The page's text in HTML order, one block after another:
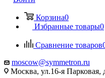
Корзина0
Избранные товары0
Сравнение товаров
moscow@symmetron.ru
Москва, ул.16-я Парковая,